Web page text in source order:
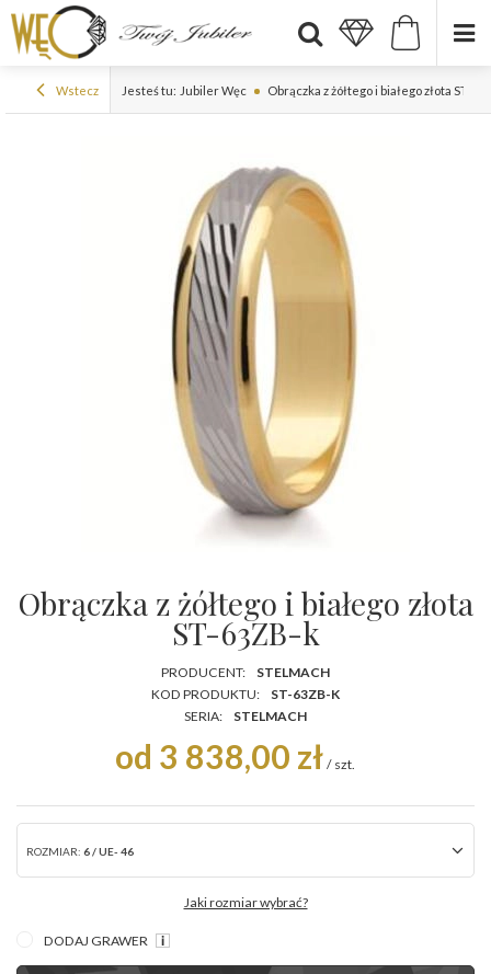
Wstecz Jesteś tu: Jubiler Węc Obrączka z żółtego i białego złota ST-
Obrączka z żółtego i białego złota
ST-63ZB-k
PRODUCENT:
STELMACH
KOD PRODUKTU:
ST-63ZB-K
SERIA:
STELMACH
od 3 838,00 zł / szt.
ROZMIAR: 6 / UE- 46
Jaki rozmiar wybrać?
DODAJ GRAWER